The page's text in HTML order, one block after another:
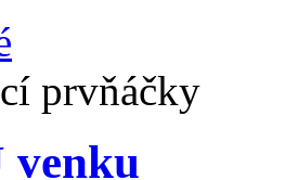
prvňáčky
venku